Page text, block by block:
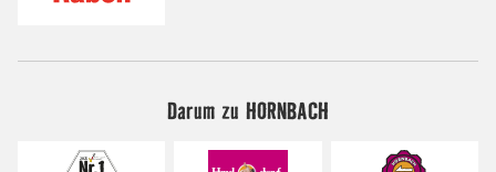
Darum zu HORNBACH